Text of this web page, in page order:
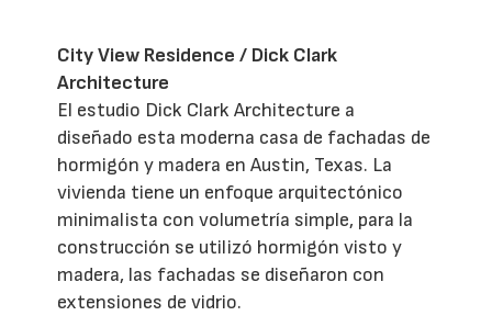
City View Residence / Dick Clark
Architecture
El estudio Dick Clark Architecture a
diseñado esta moderna casa de fachadas de
hormigón y madera en Austin, Texas. La
vivienda tiene un enfoque arquitectónico
minimalista con volumetría simple, para la
construcción se utilizó hormigón visto y
madera, las fachadas se diseñaron con
extensiones de vidrio.